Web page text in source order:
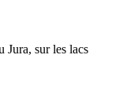
Jura, sur les lacs